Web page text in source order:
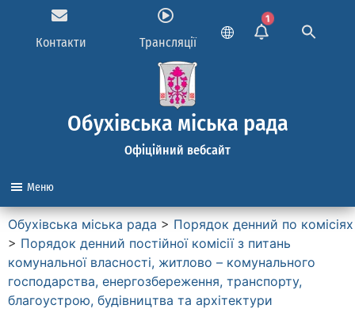
Контакти Трансляції
1
Обухівська міська рада
Офіційний вебсайт
Меню
Обухівська міська рада > Порядок денний по комісіях
> Порядок денний постійної комісії з питань
комунальної власності, житлово – комунального
господарства, енергозбереження, транспорту,
благоустрою, будівництва та архітектури